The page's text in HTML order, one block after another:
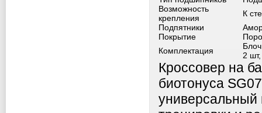
Возможность
крепления
К
Подпятники
Покрытие
Комплектация
2
Кроссовер на
биотонуса
универсальный